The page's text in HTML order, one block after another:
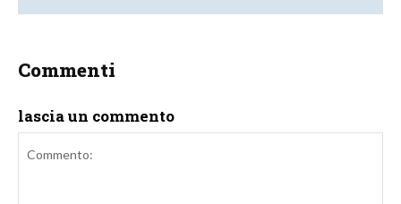
Commenti
lascia un commento